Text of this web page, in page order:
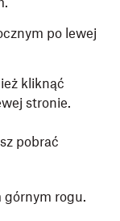
po lewej
kliknąć
stronie.
pobrać
górnym rogu.